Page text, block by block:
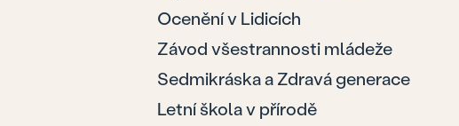
Ocenění v Lidicích
Závod všestrannosti mládeže
Sedmikráska a Zdravá generace
Letní škola v přírodě